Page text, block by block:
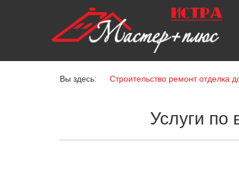
Вы здесь: Строительство ремонт отделка
Услуги по